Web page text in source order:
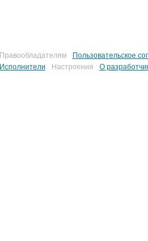
Правообладателям
Пользовательское
Исполнители
Настроения О